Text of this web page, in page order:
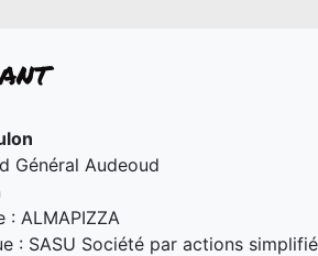
Général Audeoud
: ALMAPIZZA
: SASU Société par actions